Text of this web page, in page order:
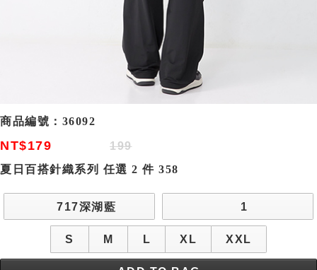
商品編號： 36092
NT$179
199
夏日百搭針織系列 任選 2 件 358
717深湖藍 1
S M L XL XXL